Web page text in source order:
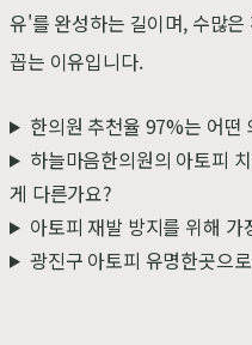
유'를 완성하는 길이며, 수많
꼽는 이유입니다.
한의원 추천율 97%는 어떤
하늘마음한의원의 아토피
게 다른가요?
아토피 재발 방지를 위해
광진구 아토피 유명한곳으